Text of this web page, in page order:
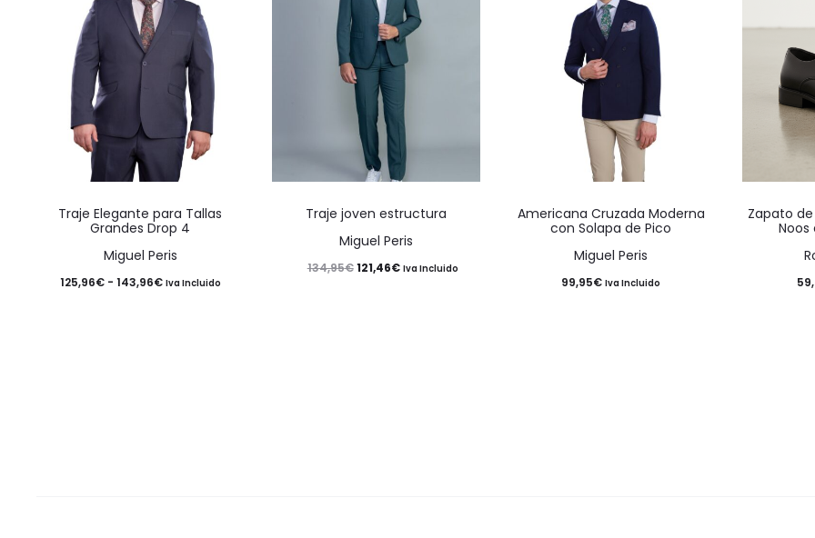
producto
tiene
múltiples
Traje Elegante para Tallas
Grandes Drop 4
Miguel Peris
125,96€ - 143,96€Rango
Iva Incluido
producto
tiene
múltiples
Traje joven estructura
Miguel Peris
134,95€El
121,46€ElIva Incluido
producto
tiene
múltiples
Americana Cruzada Moderna
con Solapa de Pico
Miguel Peris
99,95€ Iva Incluido
Zapato
Noos